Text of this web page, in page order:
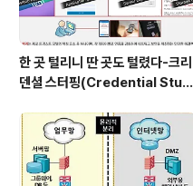
한 곳 털리니 딴 곳도 털렸다-크리
덴셜 스터핑(Credential Stuff